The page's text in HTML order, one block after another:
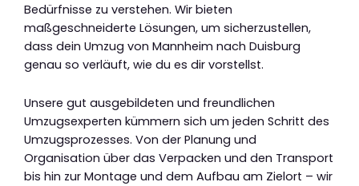
Bedürfnisse zu verstehen. Wir bieten
maßgeschneiderte Lösungen, um sicherzustellen,
dass dein Umzug von Mannheim nach Duisburg
genau so verläuft, wie du es dir vorstellst.
Unsere gut ausgebildeten und freundlichen
Umzugsexperten kümmern sich um jeden Schritt des
Umzugsprozesses. Von der Planung und
Organisation über das Verpacken und den Transport
bis hin zur Montage und dem Aufbau am Zielort – wir